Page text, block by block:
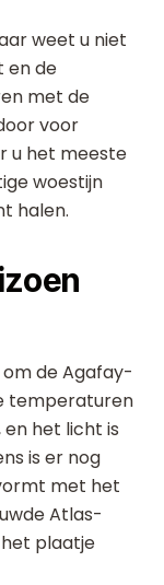
weet u niet
en de
met de
voor
u het meeste
woestijn
halen.
de Agafay-
temperaturen
en het licht is
is er nog
met het
Atlas-
plaatje